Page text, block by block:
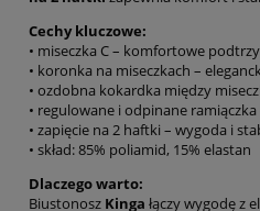
Cechy kluczowe:
• miseczka C – komfortowe
• koronka na miseczkach –
• ozdobna kokardka między
• regulowane i odpinane
• zapięcie na 2 haftki – wygoda i
• skład: 85% poliamid, 15% elastan
Dlaczego warto:
Biustonosz Kinga łączy wygodę z